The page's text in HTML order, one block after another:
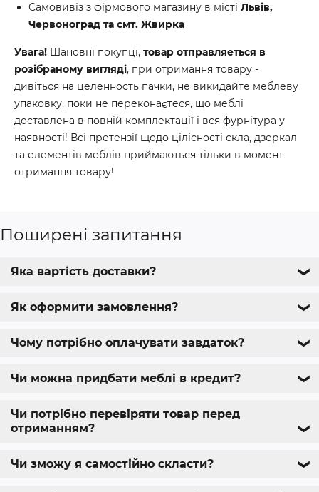
Самовивіз з фірмового магазину в місті Львів,
Червоноград та смт. Жвирка
Увага! Шановні покупці, товар отправляеться в
розібраному вигляді, при отримання товару -
дивіться на целенность пачки, не викидайте меблеву
упаковку, поки не переконаєтеся, що меблі
доставлена в повній комплектації і вся фурнітура у
наявності! Всі претензії щодо цілісності скла, дзеркал
та елементів меблів приймаються тільки в момент
отримання товару!
Поширені запитання
Яка вартість доставки? ❯
Як оформити замовлення? ❯
Чому потрібно оплачувати завдаток? ❯
Чи можна придбати меблі в кредит? ❯
Чи потрібно перевіряти товар перед
отриманням?
❯
Чи зможу я самостійно скласти? ❯